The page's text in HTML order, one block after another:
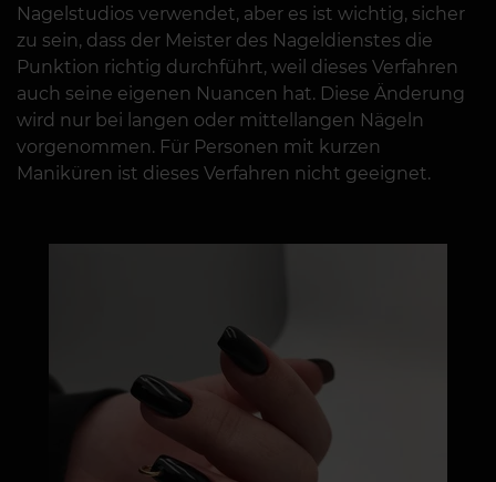
Nagelstudios verwendet, aber es ist wichtig, sicher
zu sein, dass der Meister des Nageldienstes die
Punktion richtig durchführt, weil dieses Verfahren
auch seine eigenen Nuancen hat. Diese Änderung
wird nur bei langen oder mittellangen Nägeln
vorgenommen. Für Personen mit kurzen
Maniküren ist dieses Verfahren nicht geeignet.